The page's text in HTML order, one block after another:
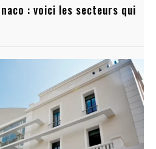
: voici les secteurs qui